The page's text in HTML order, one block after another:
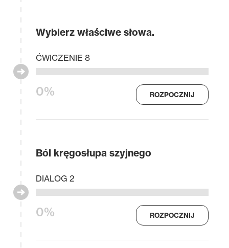
Wybierz właściwe słowa.
0%
ĆWICZENIE 8
ROZPOCZNIJ
Ból kręgosłupa szyjnego
0%
DIALOG 2
ROZPOCZNIJ